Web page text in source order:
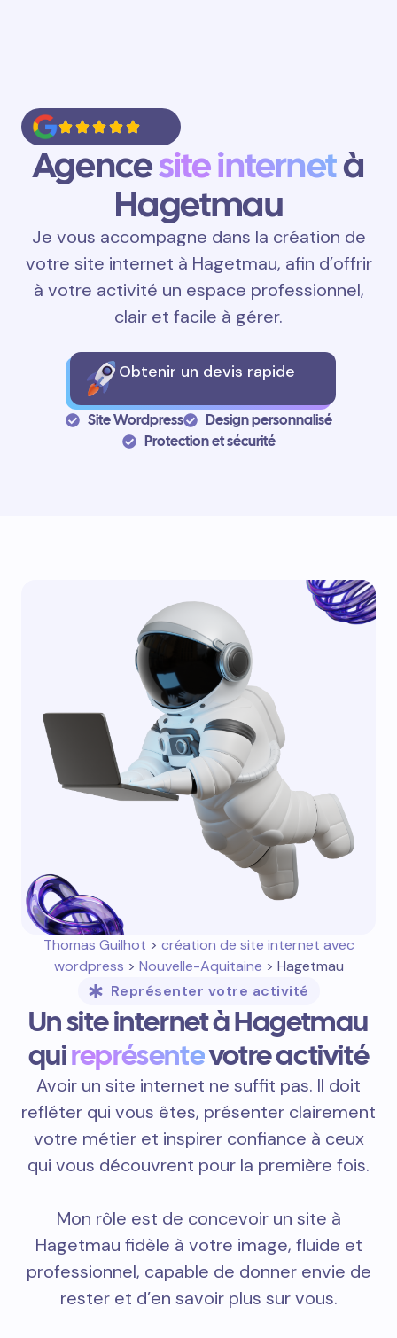
Agencesite internetà
Hagetmau
Je vous accompagne dans la création de
votre site internet à Hagetmau, afin d’offrir
à votre activité un espace professionnel,
clair et facile à gérer.
Obtenir un devis rapide
Site Wordpress
Design personnalisé
Protection et sécurité
Thomas Guilhot > création de site internet avec
wordpress > Nouvelle-Aquitaine > Hagetmau
Représenter votre activité
Un site internet à Hagetmau
quireprésentevotre activité
Avoir un site internet ne suffit pas. Il doit
refléter qui vous êtes, présenter clairement
votre métier et inspirer confiance à ceux
qui vous découvrent pour la première fois.
Mon rôle est de concevoir un site à
Hagetmau fidèle à votre image, fluide et
professionnel, capable de donner envie de
rester et d’en savoir plus sur vous.